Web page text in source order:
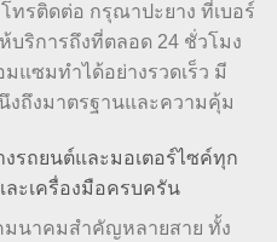
ทรติดต่อ กรุณาปะยาง ที่เบอร์
บริการถึงที่ตลอด 24 ชั่วโมง
ซมทำได้อย่างรวดเร็ว มี
ถึงมาตรฐานและความคุ้ม
งรถยนต์และมอเตอร์ไซค์ทุก
ะเครื่องมือครบครัน
มนาคมสำคัญหลายสาย ทั้ง